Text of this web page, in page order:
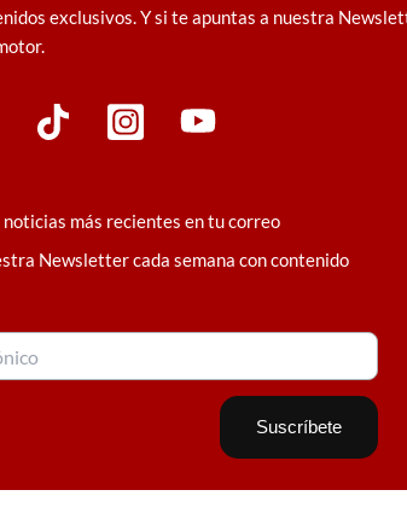
exclusivos. Y si te apuntas a nuestra
más recientes en tu correo
Newsletter cada semana con contenido